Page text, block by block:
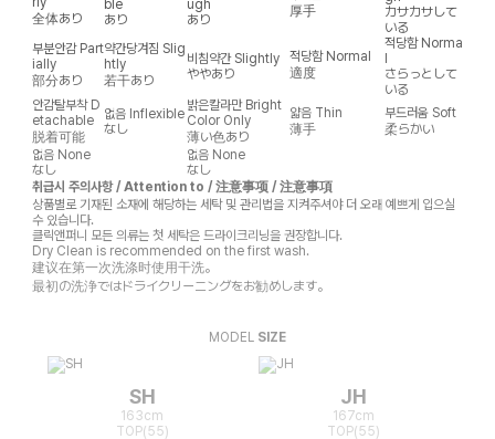
全体あり
ble
あり
ugh
あり
厚手
カサカサして
いる
부분안감 Part
ially
部分あり
약간당겨짐 Slig
htly
若干あり
비침약간 Slightly
ややあり
적당함 Normal
適度
적당함 Norma
l
さらっとして
いる
안감탈부착 D
etachable
脱着可能
없음 Inflexible
なし
밝은칼라만 Bright
Color Only
薄い色あり
얇음 Thin
薄手
부드러움 Soft
柔らかい
없음 None
なし
없음 None
なし
취급시 주의사항 / Attention to / 注意事项 / 注意事項
상품별로 기재된 소재에 해당하는 세탁 및 관리법을 지켜주셔야 더 오래 예쁘게 입으실
수 있습니다.
클릭앤퍼니 모든 의류는 첫 세탁은 드라이크리닝을 권장합니다.
Dry Clean is recommended on the first wash.
建议在第一次洗涤时使用干洗。
最初の洗浄ではドライクリーニングをお勧めします。
MODEL SIZE
SH
163cm
TOP(55)
JH
167cm
TOP(55)